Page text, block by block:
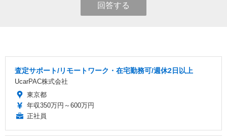
回答する
査定サポート/リモートワーク・在宅勤務可/週休2日以上
UcarPAC株式会社
東京都
年収350万円～600万円
正社員